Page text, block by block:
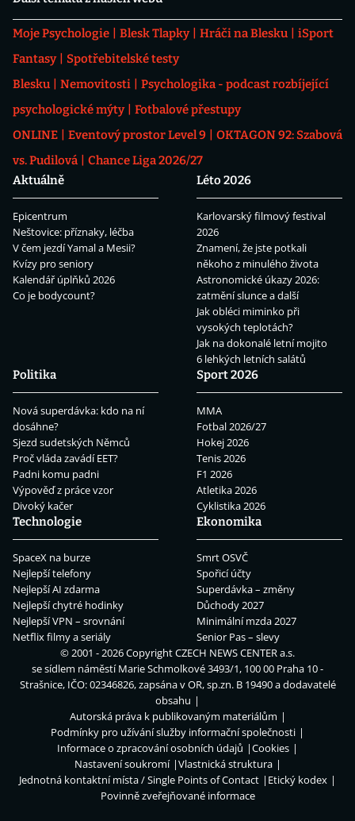
Moje Psychologie Blesk Tlapky Hráči na Blesku
iSport
Fantasy
Spotřebitelské testy
Blesku
Nemovitosti
Psychologika - podcast rozbíjející
psychologické mýty
Fotbalové přestupy
ONLINE
Eventový prostor Level 9
OKTAGON 92: Szabová
vs. Pudilová
Chance Liga 2026/27
Aktuálně
Epicentrum
Neštovice: příznaky, léčba
V čem jezdí Yamal a Mesii?
Kvízy pro seniory
Kalendář úplňků 2026
Co je bodycount?
Léto 2026
Karlovarský filmový festival
2026
Znamení, že jste potkali
někoho z minulého života
Astronomické úkazy 2026:
zatmění slunce a další
Jak obléci miminko při
vysokých teplotách?
Jak na dokonalé letní mojito
6 lehkých letních salátů
Politika
Nová superdávka: kdo na ní
dosáhne?
Sjezd sudetských Němců
Proč vláda zavádí EET?
Padni komu padni
Výpověď z práce vzor
Divoký kačer
Sport 2026
MMA
Fotbal 2026/27
Hokej 2026
Tenis 2026
F1 2026
Atletika 2026
Cyklistika 2026
Technologie
SpaceX na burze
Nejlepší telefony
Nejlepší AI zdarma
Nejlepší chytré hodinky
Nejlepší VPN – srovnání
Netflix filmy a seriály
Ekonomika
Smrt OSVČ
Spořicí účty
Superdávka – změny
Důchody 2027
Minimální mzda 2027
Senior Pas – slevy
© 2001 - 2026 CopyrightCZECH NEWS CENTER a.s.
se sídlem náměstí Marie Schmolkové 3493/1, 100 00 Praha 10 -
Strašnice, IČO: 02346826, zapsána v OR, sp.zn. B 19490 a dodavatelé
obsahu
Autorská práva k publikovaným materiálům
Podmínky pro užívání služby informační společnosti
Informace o zpracování osobních údajů
Cookies
Nastavení soukromí
Vlastnická struktura
Jednotná kontaktní místa / Single Points of Contact
Etický kodex
Povinně zveřejňované informace